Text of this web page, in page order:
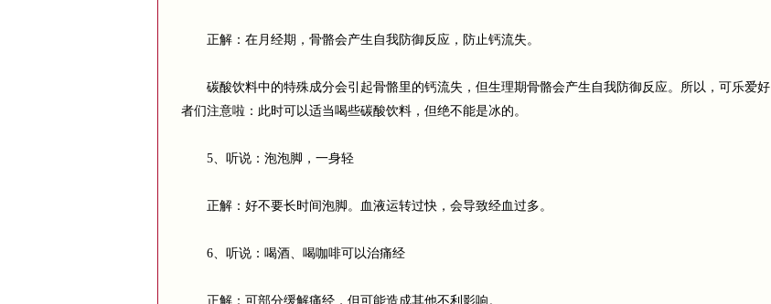
正解：在月经期，骨骼会产生自我防御反应，防止钙流失。
碳酸饮料中的特殊成分会引起骨骼里的钙流失，但生理期骨骼会产生自我防御反应。所以，可乐爱好
者们注意啦：此时可以适当喝些碳酸饮料，但绝不能是冰的。
5、听说：泡泡脚，一身轻
正解：好不要长时间泡脚。血液运转过快，会导致经血过多。
6、听说：喝酒、喝咖啡可以治痛经
正解：可部分缓解痛经，但可能造成其他不利影响。